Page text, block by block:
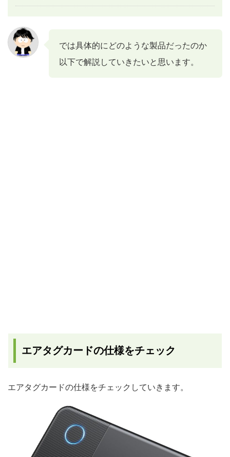
では具体的にどのような製品だったのか
以下で解説していきたいと思います。
エアタグカードの仕様をチェック
エアタグカードの仕様をチェックしていきます。